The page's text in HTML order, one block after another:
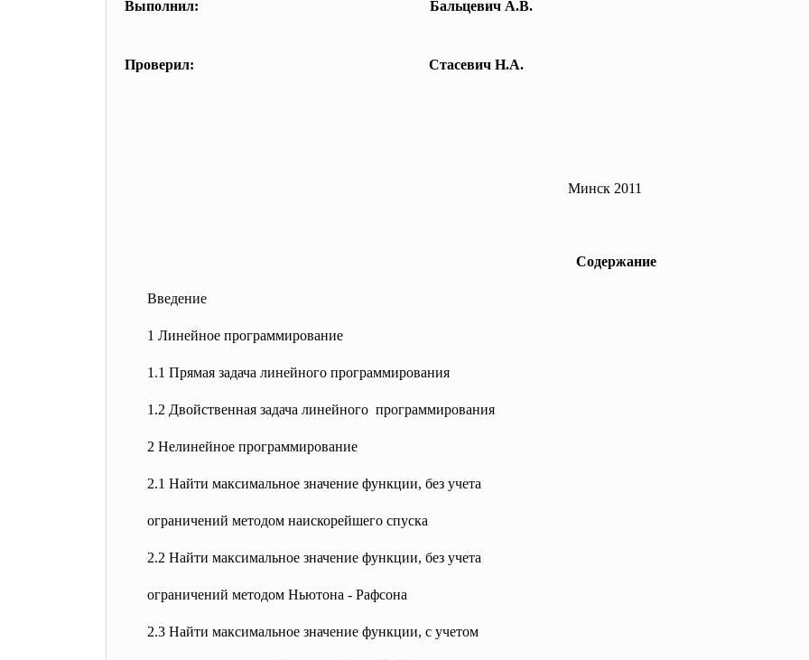
Выполнил: Бальцевич А.В.
Проверил: Стасевич Н.А.
Минск 2011
Содержание
Введение
1 Линейное программирование
1.1 Прямая задача линейного программирования
1.2 Двойственная задача линейного программирования
2 Нелинейное программирование
2.1 Найти максимальное значение функции, без учета
ограничений методом наискорейшего спуска
2.2 Найти максимальное значение функции, без учета
ограничений методом Ньютона - Рафсона
2.3 Найти максимальное значение функции, с учетом